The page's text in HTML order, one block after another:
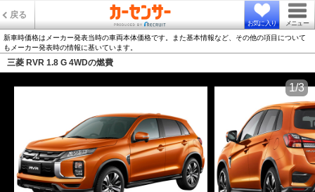
戻る
お気に入り メニュー
新車時価格はメーカー発表当時の車両本体価格です。また基本情報など、その他の項目について
もメーカー発表時の情報に基いています。
三菱 RVR 1.8 G 4WDの燃費
1/3